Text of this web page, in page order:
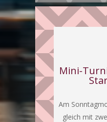
Mini-
Am
gleich mit